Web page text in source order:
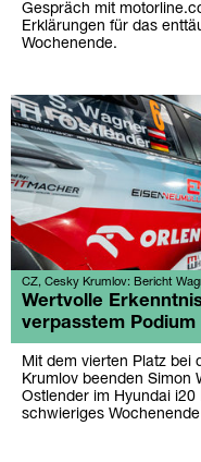
Gespräch mit
Erklärungen für das
Wochenende.
CZ, Cesky Krumlov: Bericht
Wertvolle
verpasstem Podium
Mit dem vierten Platz bei
Krumlov beenden Simon
Ostlender im Hyundai i20
schwieriges